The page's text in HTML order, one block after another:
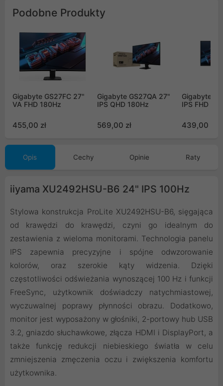
Podobne Produkty
Gigabyte GS27FC 27"
VA FHD 180Hz
455,00 zł
Gigabyte GS27QA 27"
IPS QHD 180Hz
569,00 zł
Gigabyte
IPS FHD
439,00 zł
Opis Cechy Opinie Raty
iiyama XU2492HSU-B6 24" IPS 100Hz
Stylowa konstrukcja ProLite XU2492HSU-B6, sięgająca
od krawędzi do krawędzi, czyni go idealnym do
zestawienia z wieloma monitorami. Technologia panelu
IPS zapewnia precyzyjne i spójne odwzorowanie
kolorów, oraz szerokie kąty widzenia. Dzięki
częstotliwości odświeżania wynoszącej 100 Hz i funkcji
FreeSync, użytkownik doświadczy natychmiastowej,
wyczuwalnej poprawy płynności obrazu. Dodatkowo,
monitor jest wyposażony w głośniki, 2-portowy hub USB
3.2, gniazdo słuchawkowe, złącza HDMI i DisplayPort, a
także funkcję redukcji niebieskiego światła w celu
zmniejszenia zmęczenia oczu i zwiększenia komfortu
użytkownika.